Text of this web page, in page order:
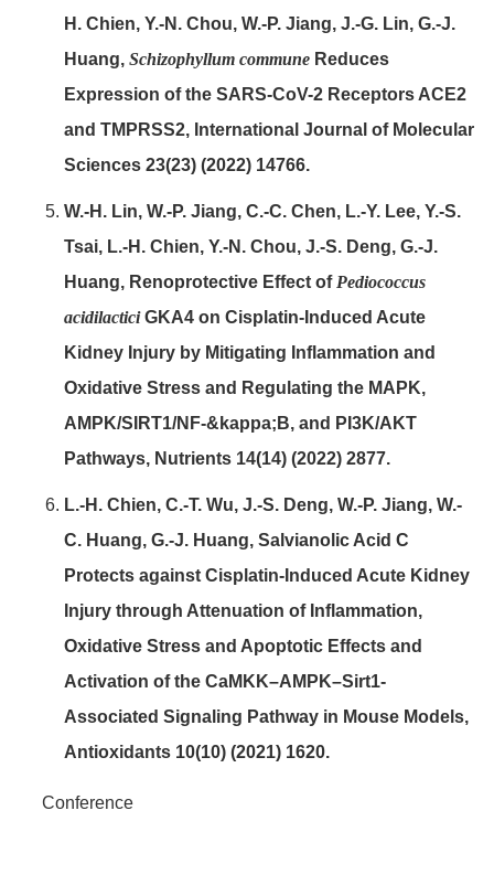
H. Chien, Y.-N. Chou, W.-P. Jiang, J.-G. Lin, G.-J.
Huang, Schizophyllum commune Reduces
Expression of the SARS-CoV-2 Receptors ACE2
and TMPRSS2, International Journal of Molecular
Sciences 23(23) (2022) 14766.
W.-H. Lin, W.-P. Jiang, C.-C. Chen, L.-Y. Lee, Y.-S.
Tsai, L.-H. Chien, Y.-N. Chou, J.-S. Deng, G.-J.
Huang, Renoprotective Effect of Pediococcus
acidilacticiGKA4 on Cisplatin-Induced Acute
Kidney Injury by Mitigating Inflammation and
Oxidative Stress and Regulating the MAPK,
AMPK/SIRT1/NF-&kappa;B, and PI3K/AKT
Pathways, Nutrients 14(14) (2022) 2877.
L.-H. Chien, C.-T. Wu, J.-S. Deng, W.-P. Jiang, W.-
C. Huang, G.-J. Huang, Salvianolic Acid C
Protects against Cisplatin-Induced Acute Kidney
Injury through Attenuation of Inflammation,
Oxidative Stress and Apoptotic Effects and
Activation of the CaMKK–AMPK–Sirt1-
Associated Signaling Pathway in Mouse Models,
Antioxidants 10(10) (2021) 1620.
Conference